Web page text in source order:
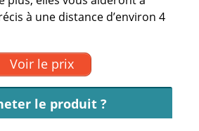
à une distance d’environ 4
Voir le prix
le produit ?